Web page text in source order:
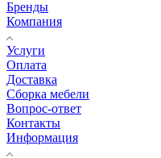
Бренды
Компания
Услуги
Оплата
Доставка
Сборка мебели
Вопрос-ответ
Контакты
Информация